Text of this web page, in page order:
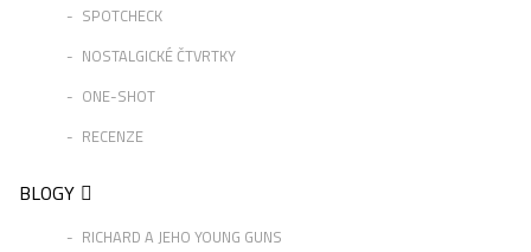
SPOTCHECK
NOSTALGICKÉ ČTVRTKY
ONE-SHOT
RECENZE
BLOGY
RICHARD A JEHO YOUNG GUNS